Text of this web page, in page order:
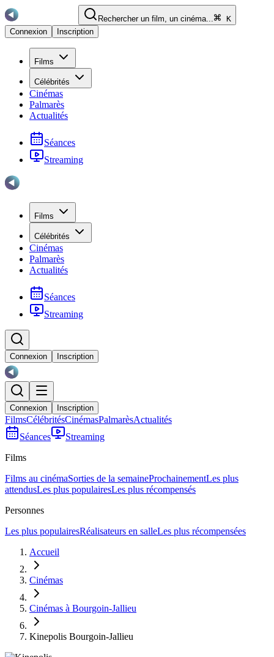
Rechercher un film, un cinéma...
K
Connexion
Inscription
Films
Célébrités
Cinémas
Palmarès
Actualités
Séances
Streaming
Films
Célébrités
Cinémas
Palmarès
Actualités
Séances
Streaming
Connexion Inscription
Connexion Inscription
FilmsCélébritésCinémasPalmarèsActualités
Séances
Streaming
Films
Films au cinémaSorties de la semaineProchainementLes plus
attendusLes plus populairesLes plus récompensés
Personnes
Les plus populairesRéalisateurs en salleLes plus récompensées
Accueil
Cinémas
Cinémas à Bourgoin-Jallieu
Kinepolis Bourgoin-Jallieu